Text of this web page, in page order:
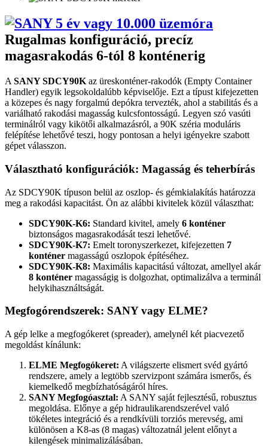
Rugalmas konfiguráció, precíz
magasrakodás 6-tól 8 konténerig
A SANY SDCY90K az üreskonténer-rakodók (Empty Container
Handler) egyik legsokoldalúbb képviselője. Ezt a típust kifejezetten
a közepes és nagy forgalmú depókra tervezték, ahol a stabilitás és a
variálható rakodási magasság kulcsfontosságú. Legyen szó vasúti
terminálról vagy kikötői alkalmazásról, a 90K széria moduláris
felépítése lehetővé teszi, hogy pontosan a helyi igényekre szabott
gépet válasszon.
Választható konfigurációk: Magasság és teherbírás
Az SDCY90K típuson belül az oszlop- és gémkialakítás határozza
meg a rakodási kapacitást. Ön az alábbi kivitelek közül választhat:
SDCY90K-K6: Standard kivitel, amely 6 konténer
biztonságos magasrakodását teszi lehetővé.
SDCY90K-K7: Emelt toronyszerkezet, kifejezetten 7
konténer magasságú oszlopok építéséhez.
SDCY90K-K8: Maximális kapacitású változat, amellyel akár
8 konténer magasságig is dolgozhat, optimalizálva a terminál
helykihasználtságát.
Megfogórendszerek: SANY vagy ELME?
A gép lelke a megfogókeret (spreader), amelynél két piacvezető
megoldást kínálunk:
ELME Megfogókeret: A világszerte elismert svéd gyártó
rendszere, amely a legtöbb szervizpont számára ismerős, és
kiemelkedő megbízhatóságáról híres.
SANY Megfogóasztal: A SANY saját fejlesztésű, robusztus
megoldása. Előnye a gép hidraulikarendszerével való
tökéletes integráció és a rendkívüli torziós merevség, ami
különösen a K8-as (8 magas) változatnál jelent előnyt a
kilengések minimalizálásában.